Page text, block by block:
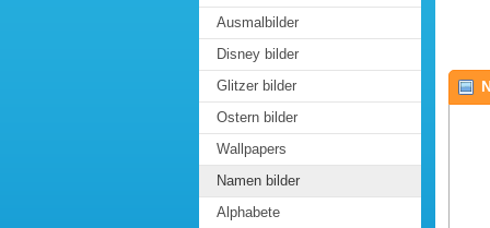
Ausmalbilder
Disney bilder
Glitzer bilder
Ostern bilder
Wallpapers
Namen bilder
Alphabete